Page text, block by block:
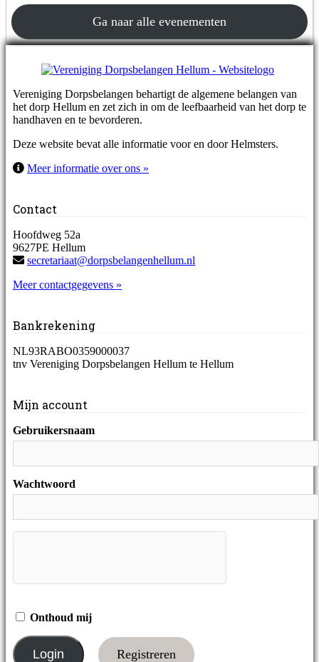
Ga naar alle evenementen
Vereniging Dorpsbelangen behartigt de algemene belangen van
het dorp Hellum en zet zich in om de leefbaarheid van het dorp te
handhaven en te bevorderen.
Deze website bevat alle informatie voor en door Helmsters.
Meer informatie over ons »
Contact
Hoofdweg 52a
9627PE Hellum
secretariaat@dorpsbelangenhellum.nl
Meer contactgegevens »
Bankrekening
NL93RABO0359000037
tnv Vereniging Dorpsbelangen Hellum te Hellum
Mijn account
Gebruikersnaam
Wachtwoord
Onthoud mij
Registreren